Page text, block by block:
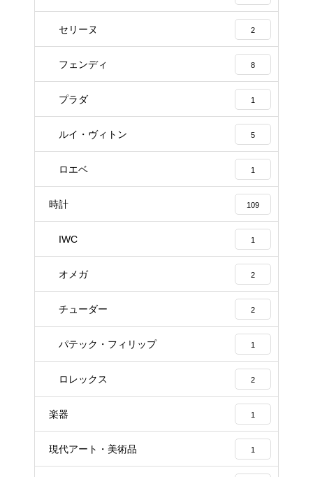
セリーヌ 2
フェンディ 8
プラダ 1
ルイ・ヴィトン 5
ロエベ 1
時計 109
IWC 1
オメガ 2
チューダー 2
パテック・フィリップ 1
ロレックス 2
楽器 1
現代アート・美術品 1